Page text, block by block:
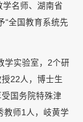
学名师、湖南省
“全国教育系统先
学实验室，2个研
22人，博士生
国务院特殊津
教师1人，岐黄学